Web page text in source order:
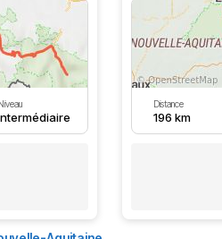
Distance
196 km